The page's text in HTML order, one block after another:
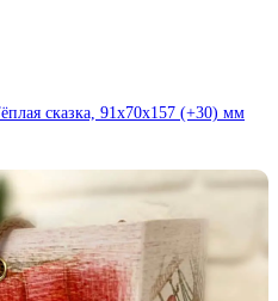
сказка, 91х70х157 (+30) мм